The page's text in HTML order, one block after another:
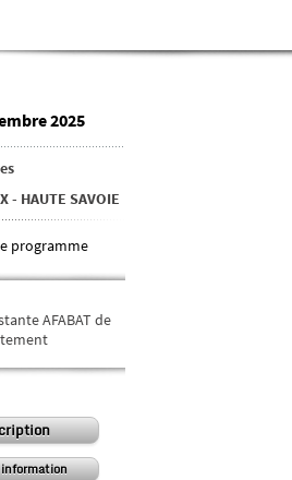
2025
- HAUTE SAVOIE
programme
AFABAT de